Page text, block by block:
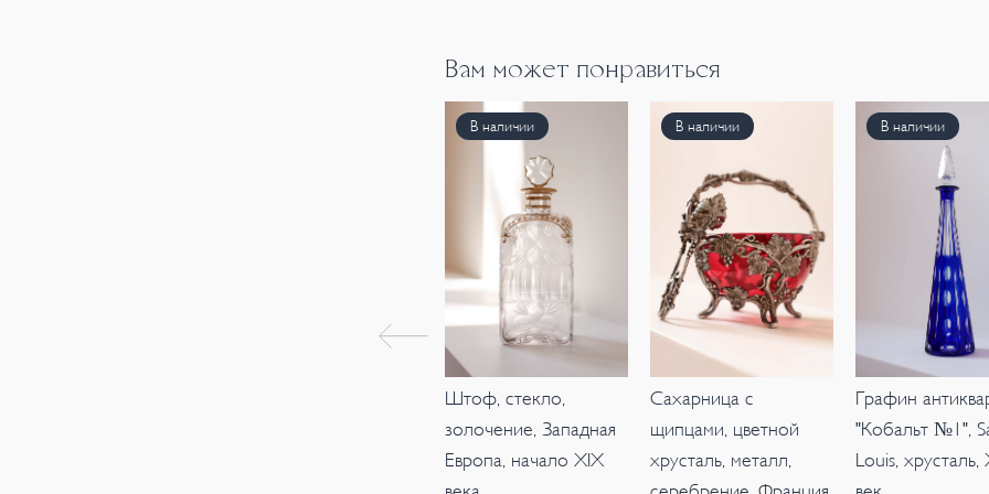
Вам может понравиться
В наличии
Штоф, стекло,
золочение, Западная
Европа, начало XIX
В наличии
Сахарница с
щипцами, цветной
хрусталь, металл,
В наличии
Графин
"Кобальт №1",
Louis, хрусталь,